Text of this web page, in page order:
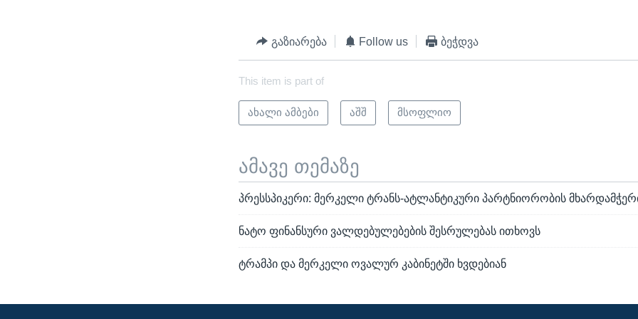
გაზიარება Follow us ბეჭდვა
This item is part of
ახალი ამბები აშშ მსოფლიო
ამავე თემაზე
პრესსპიკერი: მერკელი ტრანს-ატლანტიკური პარტნიორობის
ნატო ფინანსური ვალდებულებების შესრულებას ითხოვს
ტრამპი და მერკელი ოვალურ კაბინეტში ხვდებიან